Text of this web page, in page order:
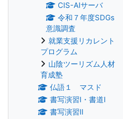
CIS-AIサーバ
令和７年度SDGs
意識調査
就業支援リカレント
プログラム
山陰ツーリズム人材
育成塾
仏語１ マスド
書写演習Ⅰ・書道Ⅰ
書写演習Ⅱ